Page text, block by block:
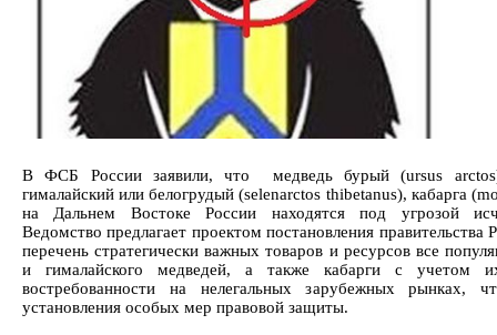
В ФСБ России заявили, что медведь бурый (ursus
гималайский или белогрудый (selenarctos thibetanus), кабарга
на Дальнем Востоке России находятся под угрозой
Ведомство предлагает проектом постановления правительства
перечень стратегически важных товаров и ресурсов все
и гималайского медведей, а также кабарги с учетом
востребованности на нелегальных зарубежных рынках,
установления особых мер правовой защиты.